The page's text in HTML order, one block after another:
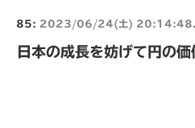
85: 2023/06/24(土)
日本の成長を妨げて円の